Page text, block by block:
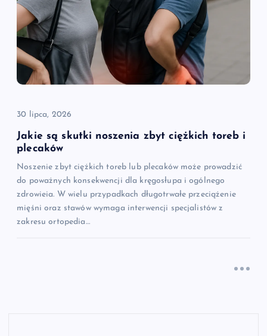
30 lipca, 2026
Jakie są skutki noszenia zbyt ciężkich toreb i
plecaków
Noszenie zbyt ciężkich toreb lub plecaków może prowadzić
do poważnych konsekwencji dla kręgosłupa i ogólnego
zdrowieia. W wielu przypadkach długotrwałe przeciążenie
mięśni oraz stawów wymaga interwencji specjalistów z
zakresu ortopedia…